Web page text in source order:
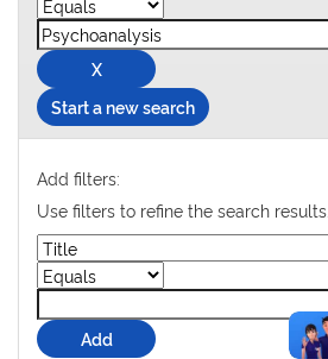
Start a new search
Add filters:
Use filters to refine the search results.